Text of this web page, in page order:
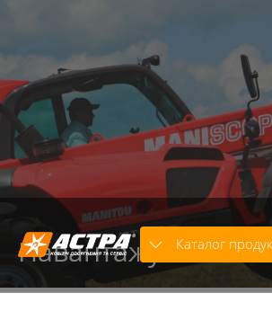
/home/astra/public_html/includes/
on line
136
Warning : trim() expects parameter 1 to
given in
/home/astra/public_html/includes/
on line
Каталог
Навантажувачі